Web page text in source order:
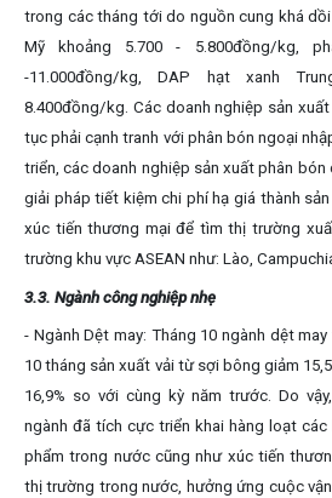
trong các tháng tới do nguồn cung khá dồi
Mỹ khoảng 5.700 - 5.800đồng/kg,
-11.000đồng/kg, DAP hạt xanh
8.400đồng/kg. Các doanh nghiệp sản
tục phải cạnh tranh với phân bón ngoại
triển, các doanh nghiệp sản xuất phân
giải pháp tiết kiệm chi phí hạ giá thành
xúc tiến thương mại để tìm thị trường
trường khu vực ASEAN như: Lào,
3.3. Ngành công nghiệp nhẹ
- Ngành Dệt may: Tháng 10 ngành dệt
10 tháng sản xuất vải từ sợi bông giảm
16,9% so với cùng kỳ năm trước. Do
ngành đã tích cực triển khai hàng loạt
phẩm trong nước cũng như xúc tiến
thị trường trong nước, hưởng ứng cuộc